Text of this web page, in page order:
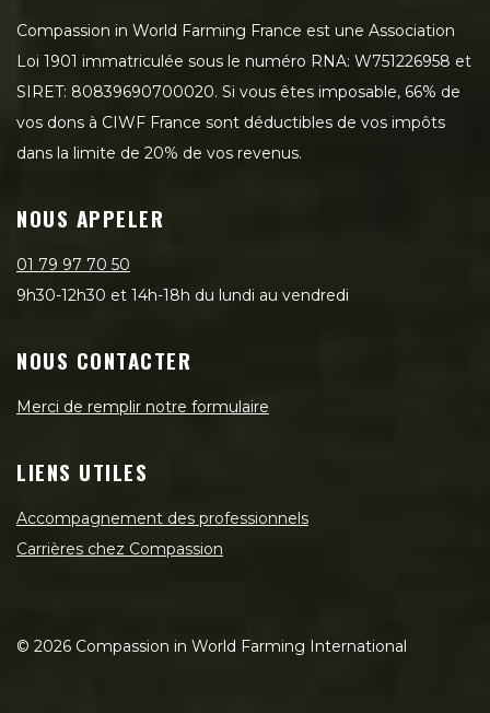
Compassion in World Farming France est une Association
Loi 1901 immatriculée sous le numéro RNA: W751226958 et
SIRET: 80839690700020. Si vous êtes imposable, 66% de
vos dons à CIWF France sont déductibles de vos impôts
dans la limite de 20% de vos revenus.
NOUS APPELER
01 79 97 70 50
9h30-12h30 et 14h-18h du lundi au vendredi
NOUS CONTACTER
Merci de remplir notre formulaire
LIENS UTILES
Accompagnement des professionnels
Carrières chez Compassion
© 2026 Compassion in World Farming International